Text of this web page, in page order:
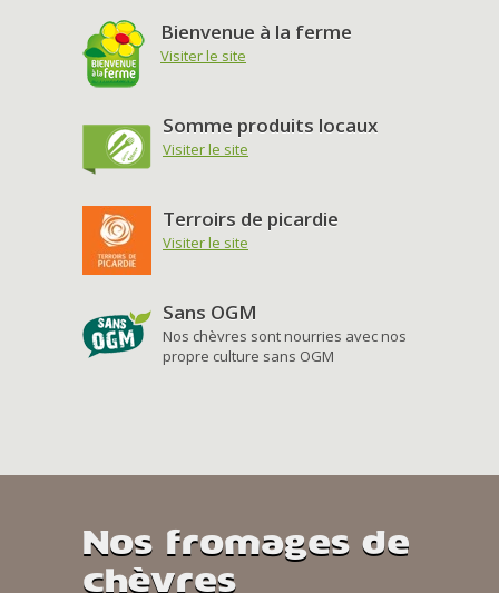
Bienvenue à la ferme
Visiter le site
Somme produits locaux
Visiter le site
Terroirs de picardie
Visiter le site
Sans OGM
Nos chèvres sont nourries avec nos
propre culture sans OGM
Nos fromages de
chèvres